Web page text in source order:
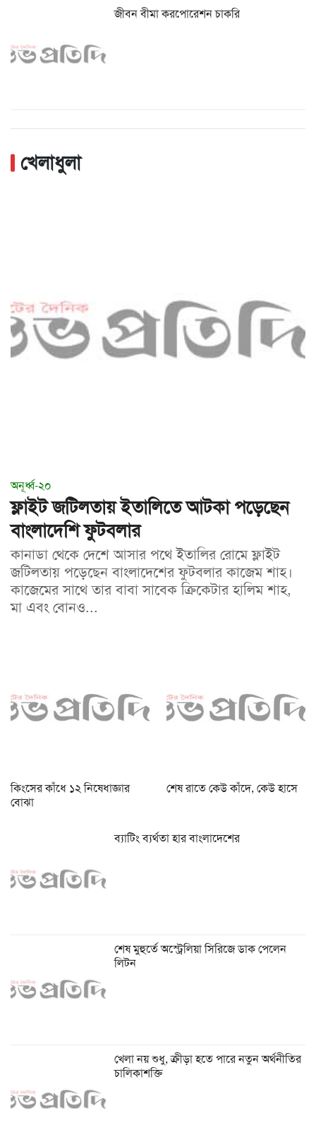
জীবন বীমা করপোরেশন চাকরি
খেলাধুলা
অনূর্ধ্ব-২০
ফ্লাইট জটিলতায় ইতালিতে আটকা পড়েছেন
বাংলাদেশি ফুটবলার
কানাডা থেকে দেশে আসার পথে ইতালির রোমে ফ্লাইট
জটিলতায় পড়েছেন বাংলাদেশের ফুটবলার কাজেম শাহ।
কাজেমের সাথে তার বাবা সাবেক ক্রিকেটার হালিম শাহ,
মা এবং বোনও...
কিংসের কাঁধে ১২ নিষেধাজ্ঞার
বোঝা
শেষ রাতে কেউ কাঁদে, কেউ হাসে
ব্যাটিং ব্যর্থতা হার বাংলাদেশের
শেষ মুহুর্তে অস্ট্রেলিয়া সিরিজে ডাক পেলেন
লিটন
খেলা নয় শুধু, ক্রীড়া হতে পারে নতুন অর্থনীতির
চালিকাশক্তি